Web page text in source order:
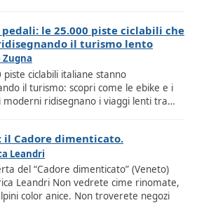
le 25.000 piste ciclabili che
il turismo lento
Zugna
piste ciclabili italiane stanno
il turismo: scopri come le ebike e i
moderni ridisegnano i viaggi lenti tra…
il Cadore dimenticato.
Leandri
del “Cadore dimenticato” (Veneto)
Leandri Non vedrete cime rinomate,
color anice. Non troverete negozi